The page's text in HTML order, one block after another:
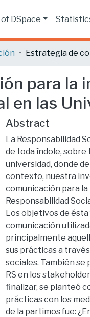
DSpace
para
en las
Abstract
La Responsabilidad
de toda índole, sobre
universidad, donde
contexto, nuestra
comunicación para
Responsabilidad
Los objetivos de
comunicación
principalmente
sus prácticas a
sociales. También
RS en los
finalizar, se planteó
prácticas con los
de la partimos fue: